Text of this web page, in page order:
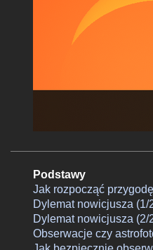
Podstawy
Jak rozpocząć
Dylemat nowicjusza
Dylemat nowicjusza
Obserwacje czy